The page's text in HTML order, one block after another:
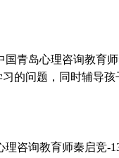
青岛心理咨询教育
的问题，同时辅导
询教育师秦启竞-